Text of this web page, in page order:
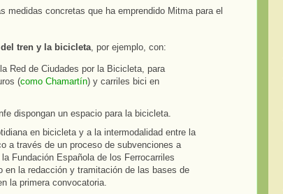
medidas concretas que ha emprendido Mitma para el
tren y la bicicleta, por ejemplo, con:
Red de Ciudades por la Bicicleta, para
(como Chamartín) y carriles bici en
dispongan un espacio para la bicicleta.
en bicicleta y a la intermodalidad entre la
a través de un proceso de subvenciones a
Fundación Española de los Ferrocarriles
en la redacción y tramitación de las bases de
la primera convocatoria.